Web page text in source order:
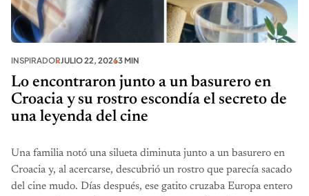
INSPIRADORJULIO 22, 20263 MIN
Lo encontraron junto a un basurero en
Croacia y su rostro escondía el secreto de
una leyenda del cine
Una familia notó una silueta diminuta junto a un basurero en
Croacia y, al acercarse, descubrió un rostro que parecía sacado
del cine mudo. Días después, ese gatito cruzaba Europa entero